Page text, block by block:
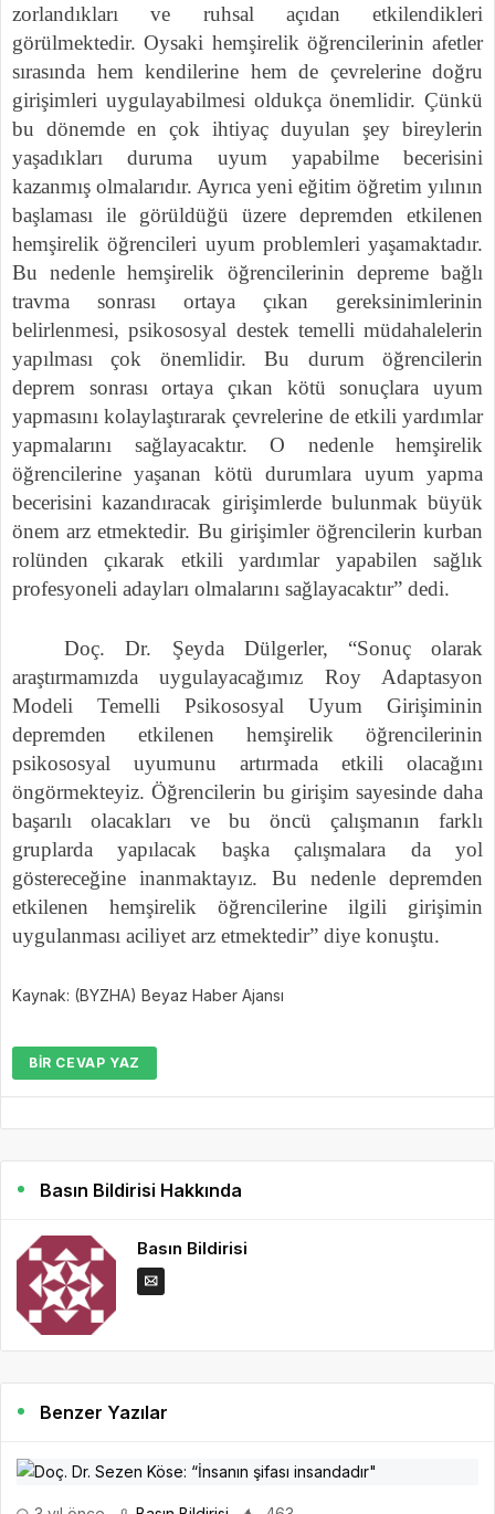
zorlandıkları ve ruhsal açıdan etkilendikleri
görülmektedir. Oysaki hemşirelik öğrencilerinin afetler
sırasında hem kendilerine hem de çevrelerine doğru
girişimleri uygulayabilmesi oldukça önemlidir. Çünkü
bu dönemde en çok ihtiyaç duyulan şey bireylerin
yaşadıkları duruma uyum yapabilme becerisini
kazanmış olmalarıdır. Ayrıca yeni eğitim öğretim yılının
başlaması ile görüldüğü üzere depremden etkilenen
hemşirelik öğrencileri uyum problemleri yaşamaktadır.
Bu nedenle hemşirelik öğrencilerinin depreme bağlı
travma sonrası ortaya çıkan gereksinimlerinin
belirlenmesi, psikososyal destek temelli müdahalelerin
yapılması çok önemlidir. Bu durum öğrencilerin
deprem sonrası ortaya çıkan kötü sonuçlara uyum
yapmasını kolaylaştırarak çevrelerine de etkili yardımlar
yapmalarını sağlayacaktır. O nedenle hemşirelik
öğrencilerine yaşanan kötü durumlara uyum yapma
becerisini kazandıracak girişimlerde bulunmak büyük
önem arz etmektedir. Bu girişimler öğrencilerin kurban
rolünden çıkarak etkili yardımlar yapabilen sağlık
profesyoneli adayları olmalarını sağlayacaktır” dedi.
Doç. Dr. Şeyda Dülgerler, “Sonuç olarak
araştırmamızda uygulayacağımız Roy Adaptasyon
Modeli Temelli Psikososyal Uyum Girişiminin
depremden etkilenen hemşirelik öğrencilerinin
psikososyal uyumunu artırmada etkili olacağını
öngörmekteyiz. Öğrencilerin bu girişim sayesinde daha
başarılı olacakları ve bu öncü çalışmanın farklı
gruplarda yapılacak başka çalışmalara da yol
göstereceğine inanmaktayız. Bu nedenle depremden
etkilenen hemşirelik öğrencilerine ilgili girişimin
uygulanması aciliyet arz etmektedir” diye konuştu.
Kaynak: (BYZHA) Beyaz Haber Ajansı
BIR CEVAP YAZ
Basın Bildirisi Hakkında
Basın Bildirisi
Benzer Yazılar